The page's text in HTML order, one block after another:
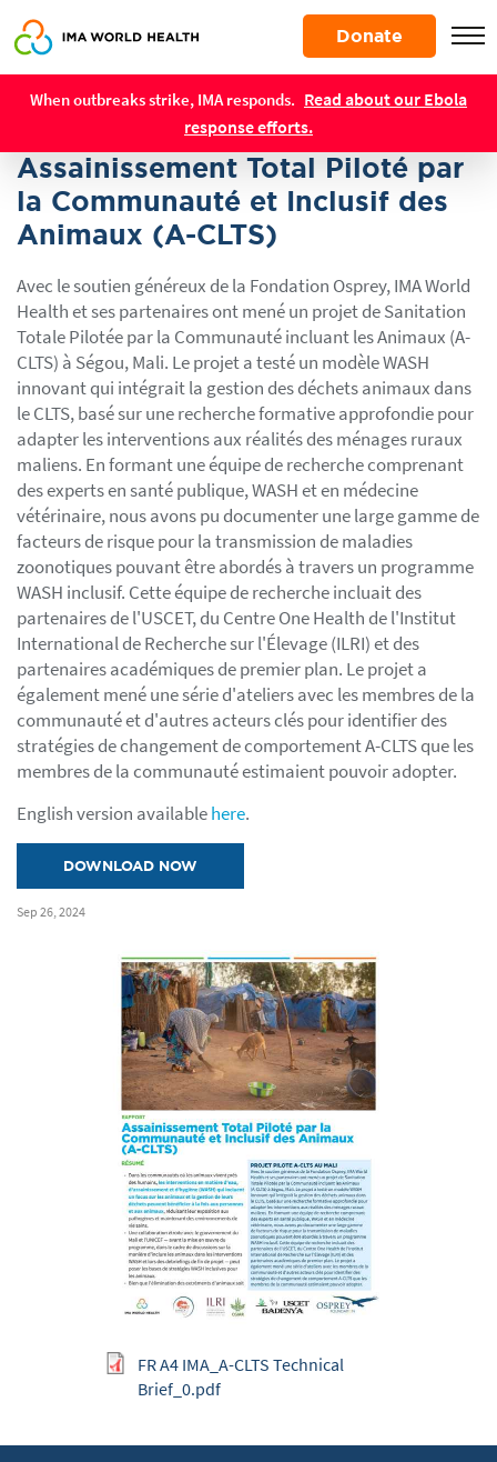
main
content
When outbreaks strike, IMA responds. Read about our Ebola
response efforts.
Resources
Donate
Assainissement Total Piloté par
la Communauté et Inclusif des
Animaux (A-CLTS)
Avec le soutien généreux de la Fondation Osprey, IMA World
Health et ses partenaires ont mené un projet de Sanitation
Totale Pilotée par la Communauté incluant les Animaux (A-
CLTS) à Ségou, Mali. Le projet a testé un modèle WASH
innovant qui intégrait la gestion des déchets animaux dans
le CLTS, basé sur une recherche formative approfondie pour
adapter les interventions aux réalités des ménages ruraux
maliens. En formant une équipe de recherche comprenant
des experts en santé publique, WASH et en médecine
vétérinaire, nous avons pu documenter une large gamme de
facteurs de risque pour la transmission de maladies
zoonotiques pouvant être abordés à travers un programme
WASH inclusif. Cette équipe de recherche incluait des
partenaires de l'USCET, du Centre One Health de l'Institut
International de Recherche sur l'Élevage (ILRI) et des
partenaires académiques de premier plan. Le projet a
également mené une série d'ateliers avec les membres de la
communauté et d'autres acteurs clés pour identifier des
stratégies de changement de comportement A-CLTS que les
membres de la communauté estimaient pouvoir adopter.
English version availablehere.
DOWNLOAD NOW
Sep 26, 2024
FR A4 IMA_A-CLTS Technical
Brief_0.pdf